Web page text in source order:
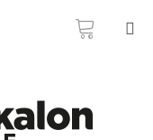
KOŠÍK